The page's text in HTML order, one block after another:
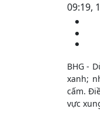
09:19,
BHG -
xanh;
cấm.
vực